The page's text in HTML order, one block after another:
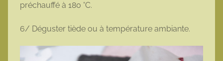
préchauffé à 180 °C.
6/ Déguster tiède ou à température ambiante.